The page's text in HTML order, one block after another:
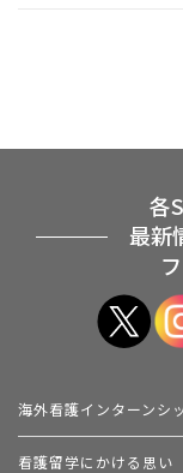
各
最新
海外看護インターンシ
看護留学にかける思い